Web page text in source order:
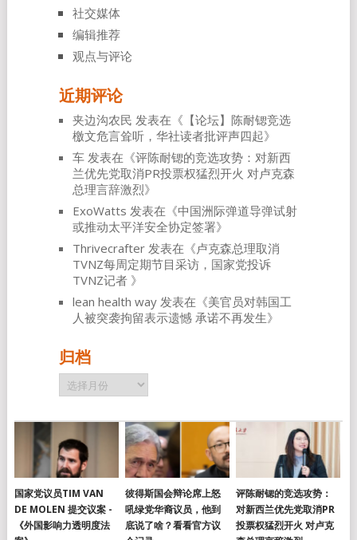
社交媒体
编辑推荐
观点与评论
近期评论
夹边沟农民 发表在《 【论坛】陈耐锶竞选
檄文危言耸听，华社读者批评声四起》
车发表在《评陈耐锶的竞选攻势：对新西
兰优先党取消PR投票权猛烈开火 对卢克森
总理言辞激烈》
ExoWatts 发表在《中国洲际弹道导弹试射
或推动太平洋安全协定签署》
Thrivecrafter发表在《卢克森总理取消
TVNZ每周定期节目采访，国家党投诉
TVNZ记者 》
lean health way发表在《美官员对韩国工
人被突袭拘留表示遗憾 承诺不再发生》
归档
归
档
国家党议员TIM VAN
DE MOLEN 提交议案 -
《外国影响力透明度法
彼得斯国会辩论席上怒
吼绿党华裔议员，他到
底说了啥？看看官方议
评陈耐锶的竞选攻势：
对新西兰优先党取消PR
投票权猛烈开火 对卢克